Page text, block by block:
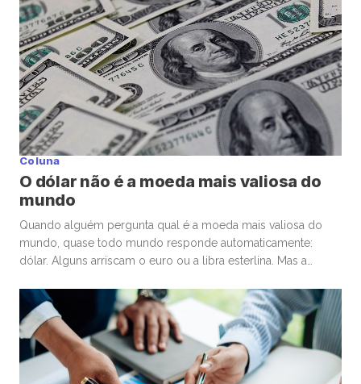
Coluna
O dólar não é a moeda mais valiosa do
mundo
Quando alguém pergunta qual é a moeda mais valiosa do
mundo, quase todo mundo responde automaticamente:
dólar. Alguns arriscam o euro ou a libra esterlina. Mas a
nominal frente ao dólar é o dinar kuwaitiano (KWD). Hoje, um
único dinar vale aproximadamente US$ 3,27 dólares, ou algo
[…]